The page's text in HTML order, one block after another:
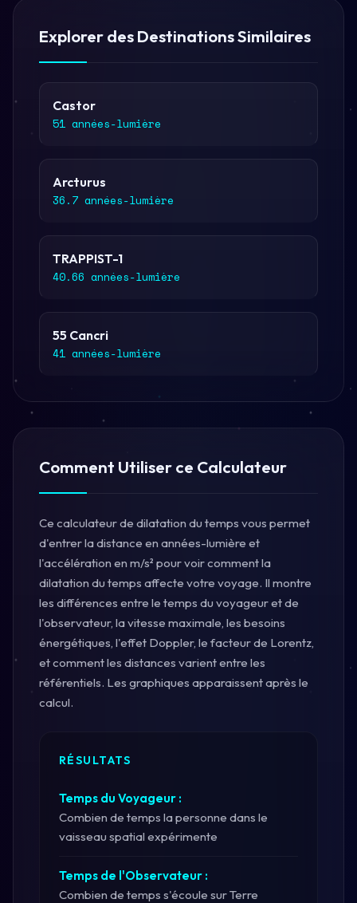
Explorer des Destinations Similaires
Castor
51 années-lumière
Arcturus
36.7 années-lumière
TRAPPIST-1
40.66 années-lumière
55 Cancri
41 années-lumière
Comment Utiliser ce Calculateur
Ce calculateur de dilatation du temps vous permet
d'entrer la distance en années-lumière et
l'accélération en m/s² pour voir comment la
dilatation du temps affecte votre voyage. Il montre
les différences entre le temps du voyageur et de
l'observateur, la vitesse maximale, les besoins
énergétiques, l'effet Doppler, le facteur de Lorentz,
et comment les distances varient entre les
référentiels. Les graphiques apparaissent après le
calcul.
RÉSULTATS
Temps du Voyageur :
Combien de temps la personne dans le
vaisseau spatial expérimente
Temps de l'Observateur :
Combien de temps s'écoule sur Terre